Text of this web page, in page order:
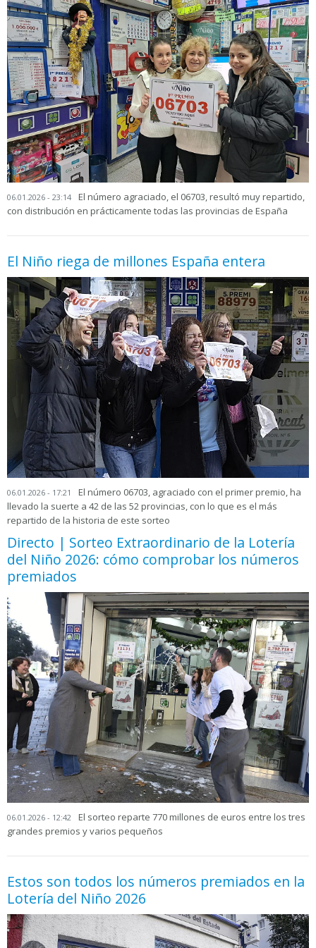
06.01.2026 - 23:14
El número agraciado, el 06703, resultó muy repartido,
con distribución en prácticamente todas las provincias de España
El Niño riega de millones España entera
06.01.2026 - 17:21
El número 06703, agraciado con el primer premio, ha
llevado la suerte a 42 de las 52 provincias, con lo que es el más
repartido de la historia de este sorteo
Directo | Sorteo Extraordinario de la Lotería
del Niño 2026: cómo comprobar los números
premiados
06.01.2026 - 12:42
El sorteo reparte 770 millones de euros entre los tres
grandes premios y varios pequeños
Estos son todos los números premiados en la
Lotería del Niño 2026